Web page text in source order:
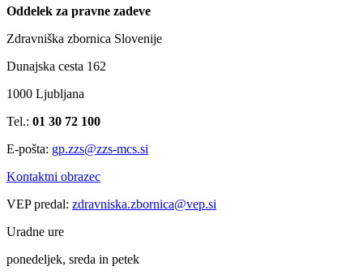
Oddelek za pravne zadeve
Zdravniška zbornica Slovenije
Dunajska cesta 162
1000 Ljubljana
Tel.: 01 30 72 100
E-pošta: gp.zzs@zzs-mcs.si
Kontaktni obrazec
VEP predal: zdravniska.zbornica@vep.si
Uradne ure
ponedeljek, sreda in petek